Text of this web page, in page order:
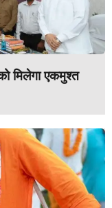
मिलेगा एकमुश्त